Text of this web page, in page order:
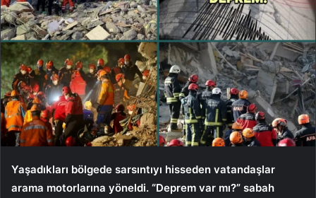
Yaşadıkları bölgede sarsıntıyı hisseden vatandaşlar
arama motorlarına yöneldi. “Deprem var mı?” sabah